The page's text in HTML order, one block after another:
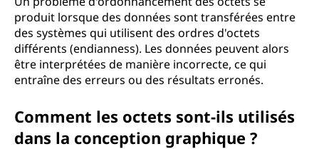
produit lorsque des données sont transférées entre
des systèmes qui utilisent des ordres d'octets
différents (endianness). Les données peuvent alors
être interprétées de manière incorrecte, ce qui
entraîne des erreurs ou des résultats erronés.
Comment les octets sont-ils utilisés
dans la conception graphique ?